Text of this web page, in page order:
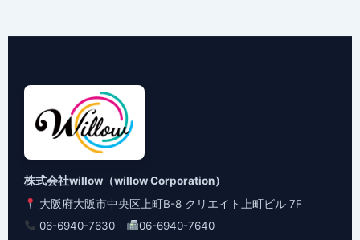
株式会社willow（willow Corporation）
大阪府大阪市中央区上町B-8 クリエイト上町ビル 7F
06-6940-7630
06-6940-7640